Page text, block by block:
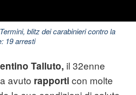
blitz dei carabinieri contro la
19 arresti
Talluto, il 32enne
avuto rapporti con molte